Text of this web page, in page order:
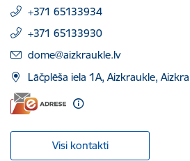
+371 65133934
+371 65133930
E-pasts:
dome@aizkraukle.lv
Lāčplēša iela 1A, Aizkraukle,
Visi kontakti